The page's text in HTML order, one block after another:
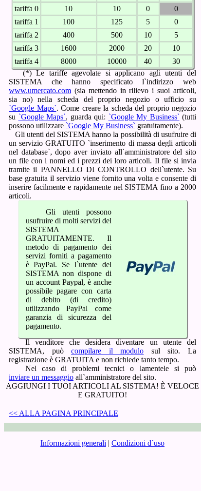
tariffa 0 10 10 0
0
tariffa 1
100 125 5
0
tariffa 2
400 500 10
5
tariffa 3
1600 2000 20
10
tariffa 4
8000 10000 40
30
(*) Le tariffe agevolate si applicano agli utenti del
SISTEMA che hanno specificato l`indirizzo web
www.umercato.com (sia mettendo in rilievo i suoi articoli,
sia no) nella scheda del proprio negozio o ufficio su
`Google Maps`. Come creare la scheda del proprio negozio
su `Google Maps`, guarda qui: `Google My Business` (tutti
possono utilizzare `Google My Business` gratuitamente).
Gli utenti del SISTEMA hanno la possibilità di usufruire di
un servizio GRATUITO `inserimento di massa degli articoli
nel database`, dopo aver inviato all`amministratore del sito
un file con i nomi ed i prezzi dei loro articoli. Il file si invia
tramite il PANNELLO DI CONTROLLO dell`utente. Su
base gratuita il servizio viene fornito una volta e consente di
inserire facilmente e rapidamente nel SISTEMA fino a 2000
articoli.
Gli utenti possono
usufruire di molti servizi del
SISTEMA
GRATUITAMENTE. Il
metodo di pagamento dei
servizi forniti a pagamento
è PayPal. Se l`utente del
SISTEMA non dispone di
un account Paypal, è anche
possibile pagare con carta
di debito (di credito)
utilizzando PayPal come
garanzia di sicurezza del
pagamento.
Il venditore che desidera diventare un utente del
SISTEMA, puòcompilare il modulo
sul sito. La
registrazione è GRATUITA e non richiede tanto tempo.
Nel caso di problemi tecnici o lamentele si può
inviare un messaggio all`amministratore del sito.
AGGIUNGI I TUOI ARTICOLI AL SISTEMA! È VELOCE
E GRATUITO!
<< ALLA PAGINA PRINCIPALE
Informazioni generali | Condizioni d`uso